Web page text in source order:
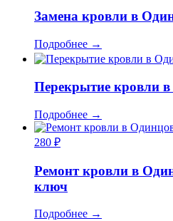
Замена кровли в
Подробнее →
Перекрытие кровли
Подробнее →
280 ₽
Ремонт кровли в
ключ
Подробнее →